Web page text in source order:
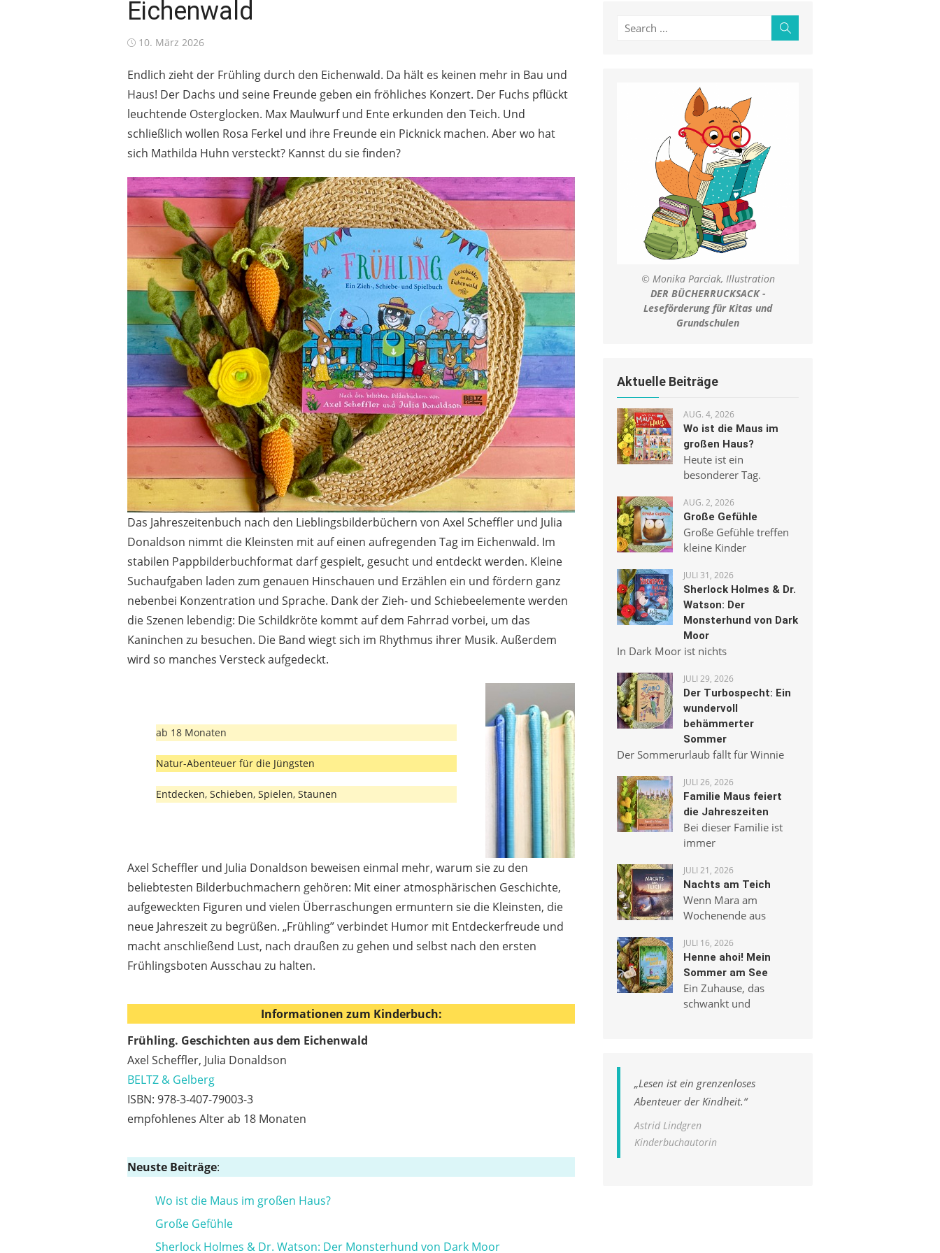
Eichenwald
Posted
10. März 2026
Endlich zieht der Frühling durch den Eichenwald. Da hält es keinen mehr in Bau und
Haus! Der Dachs und seine Freunde geben ein fröhliches Konzert. Der Fuchs pflückt
leuchtende Osterglocken. Max Maulwurf und Ente erkunden den Teich. Und
schließlich wollen Rosa Ferkel und ihre Freunde ein Picknick machen. Aber wo hat
sich Mathilda Huhn versteckt? Kannst du sie finden?
Das Jahreszeitenbuch nach den Lieblingsbilderbüchern von Axel Scheffler und Julia
Donaldson nimmt die Kleinsten mit auf einen aufregenden Tag im Eichenwald. Im
stabilen Pappbilderbuchformat darf gespielt, gesucht und entdeckt werden. Kleine
Suchaufgaben laden zum genauen Hinschauen und Erzählen ein und fördern ganz
nebenbei Konzentration und Sprache. Dank der Zieh- und Schiebeelemente werden
die Szenen lebendig: Die Schildkröte kommt auf dem Fahrrad vorbei, um das
Kaninchen zu besuchen. Die Band wiegt sich im Rhythmus ihrer Musik. Außerdem
wird so manches Versteck aufgedeckt.
ab 18 Monaten
Natur-Abenteuer für die Jüngsten
Entdecken, Schieben, Spielen, Staunen
Axel Scheffler und Julia Donaldson beweisen einmal mehr, warum sie zu den
beliebtesten Bilderbuchmachern gehören: Mit einer atmosphärischen Geschichte,
aufgeweckten Figuren und vielen Überraschungen ermuntern sie die Kleinsten, die
neue Jahreszeit zu begrüßen. „Frühling” verbindet Humor mit Entdeckerfreude und
macht anschließend Lust, nach draußen zu gehen und selbst nach den ersten
Frühlingsboten Ausschau zu halten.
Informationen zum Kinderbuch:
Frühling. Geschichten aus dem Eichenwald
Axel Scheffler, Julia Donaldson
BELTZ & Gelberg
ISBN: 978-3-407-79003-3
empfohlenes Alter ab 18 Monaten
Neuste Beiträge:
Wo ist die Maus im großen Haus?
Große Gefühle
Sherlock Holmes & Dr. Watson: Der Monsterhund von Dark Moor
Search
© Monika Parciak, Illustration
DER BÜCHERRUCKSACK -
Leseförderung für Kitas und
Grundschulen
Aktuelle Beiträge
AUG. 4, 2026
Wo ist die Maus im
großen Haus?
Heute ist ein
besonderer Tag.
AUG. 2, 2026
Große Gefühle
Große Gefühle treffen
kleine Kinder
JULI 31, 2026
Sherlock Holmes & Dr.
Watson: Der
Monsterhund von Dark
Moor
In Dark Moor ist nichts
JULI 29, 2026
Der Turbospecht: Ein
wundervoll
behämmerter
Sommer
Der Sommerurlaub fällt für Winnie
JULI 26, 2026
Familie Maus feiert
die Jahreszeiten
Bei dieser Familie ist
immer
JULI 21, 2026
Nachts am Teich
Wenn Mara am
Wochenende aus
JULI 16, 2026
Henne ahoi! Mein
Sommer am See
Ein Zuhause, das
schwankt und
„Lesen ist ein grenzenloses
Abenteuer der Kindheit.“
Astrid Lindgren
Kinderbuchautorin